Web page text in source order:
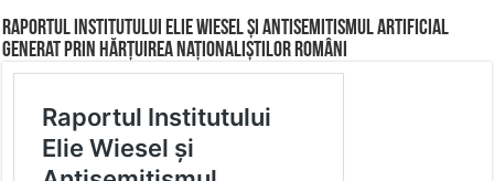
Raportul Institutului Elie Wiesel și Antisemitismul Artificial
Generat prin Hărțuirea Naționaliștilor Români